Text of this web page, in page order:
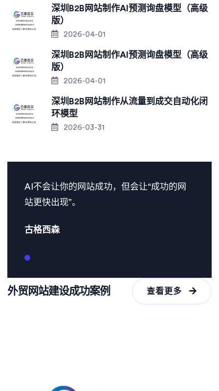
深圳B2B网站制作AI预测询盘模型（高级
版）
2026-04-01
深圳B2B网站制作AI预测询盘模型（高级
版）
2026-04-01
深圳B2B网站制作从流量到成交自动化闭
环模型
2026-03-31
AI不会让你的网站成功，但会让“成功的网
站更快出现”。
古格西森
外贸网站建设成功案例 查看更多